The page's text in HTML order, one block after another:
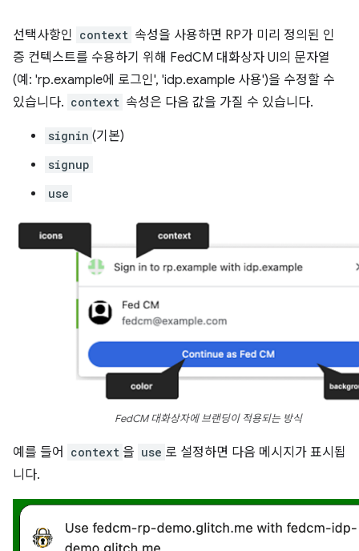
선택사항인 context 속성을 사용하면 RP가 미리 정의된 인
증 컨텍스트를 수용하기 위해 FedCM 대화상자 UI의 문자열
(예: 'rp.example에 로그인', 'idp.example 사용')을 수정할 수
있습니다. context 속성은 다음 값을 가질 수 있습니다.
signin (기본)
signup
use
FedCM 대화상자에 브랜딩이 적용되는 방식
예를 들어 context 을 use 로 설정하면 다음 메시지가 표시됩
니다.